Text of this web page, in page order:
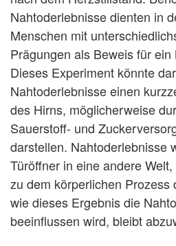
Nahtoderlebnisse dienten in
Menschen mit
Prägungen als Beweis für
Dieses Experiment könnte
Nahtoderlebnisse einen
des Hirns, möglicherweise
Sauerstoff- und
darstellen. Nahtoderlebnisse
Türöffner in eine andere
zu dem körperlichen Prozess
wie dieses Ergebnis die
beeinflussen wird, bleibt